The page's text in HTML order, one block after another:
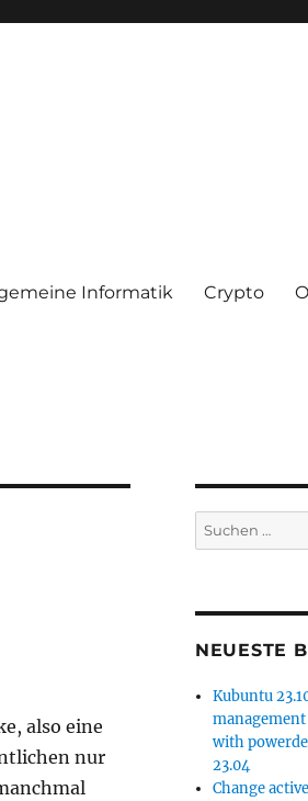
Informatik Crypto
also eine
nur
Suchen
nach:
NEUESTE
Kubuntu
with
23.04
Change